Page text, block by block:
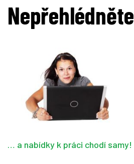
Nepřehlédněte
… a nabídky k práci chodí samy!